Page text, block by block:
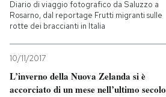
Diario di viaggio fotografico da Saluzzo a
Rosarno, dal reportage Frutti migranti sulle
rotte dei braccianti in Italia
10/11/2017
L’inverno della Nuova Zelanda si è
accorciato di un mese nell’ultimo secolo